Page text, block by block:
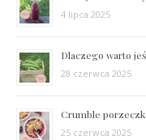
4 lipca 2025
Dlaczego warto
28 czerwca 2025
Crumble
25 czerwca 2025